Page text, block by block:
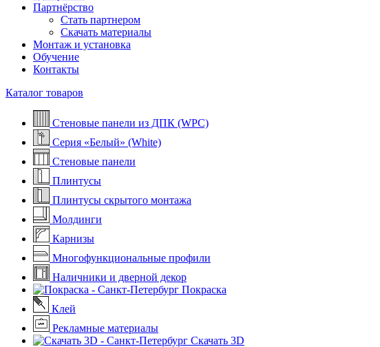
Партнёрство
Стать партнером
Скачать материалы
Монтаж и установка
Обучение
Контакты
Каталог товаров
Стеновые панели из ДПК (WPC)
Серия «Белый» (White)
Стеновые панели
Плинтусы
Плинтусы скрытого монтажа
Молдинги
Карнизы
Многофункциональные профили
Наличники и дверной декор
Покраска
Клей
Рекламные материалы
Скачать 3D